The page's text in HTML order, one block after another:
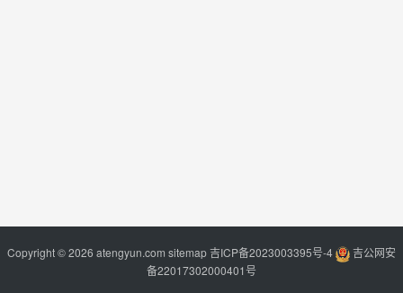
Copyright © 2026 atengyun.com sitemap吉ICP备2023003395号-4
吉公网安
备22017302000401号